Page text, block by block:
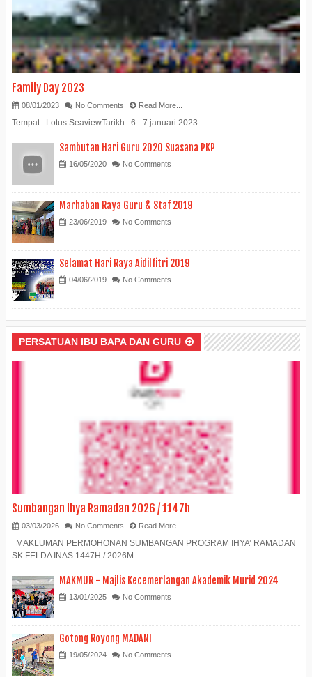
Family Day 2023
08/01/2023 No Comments Read More...
Tempat : Lotus SeaviewTarikh : 6 - 7 januari 2023
Sambutan Hari Guru 2020 Suasana PKP
16/05/2020 No Comments
Marhaban Raya Guru & Staf 2019
23/06/2019 No Comments
Selamat Hari Raya Aidilfitri 2019
04/06/2019 No Comments
PERSATUAN IBU BAPA DAN GURU
Sumbangan Ihya Ramadan 2026 / 1147h
03/03/2026 No Comments Read More...
MAKLUMAN PERMOHONAN SUMBANGAN PROGRAM IHYA’ RAMADAN
SK FELDA INAS 1447H / 2026M...
MAKMUR - Majlis Kecemerlangan Akademik Murid 2024
13/01/2025 No Comments
Gotong Royong MADANI
19/05/2024 No Comments